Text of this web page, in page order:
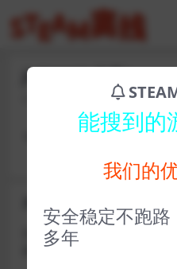
jhf30907-杀手1
6
卡号： jhf30907 密码：
关于D加密类游戏通知
近期发现同行倒卖严重，大
题，现开通令牌
能搜到的
我们的
安全稳定不跑
多年